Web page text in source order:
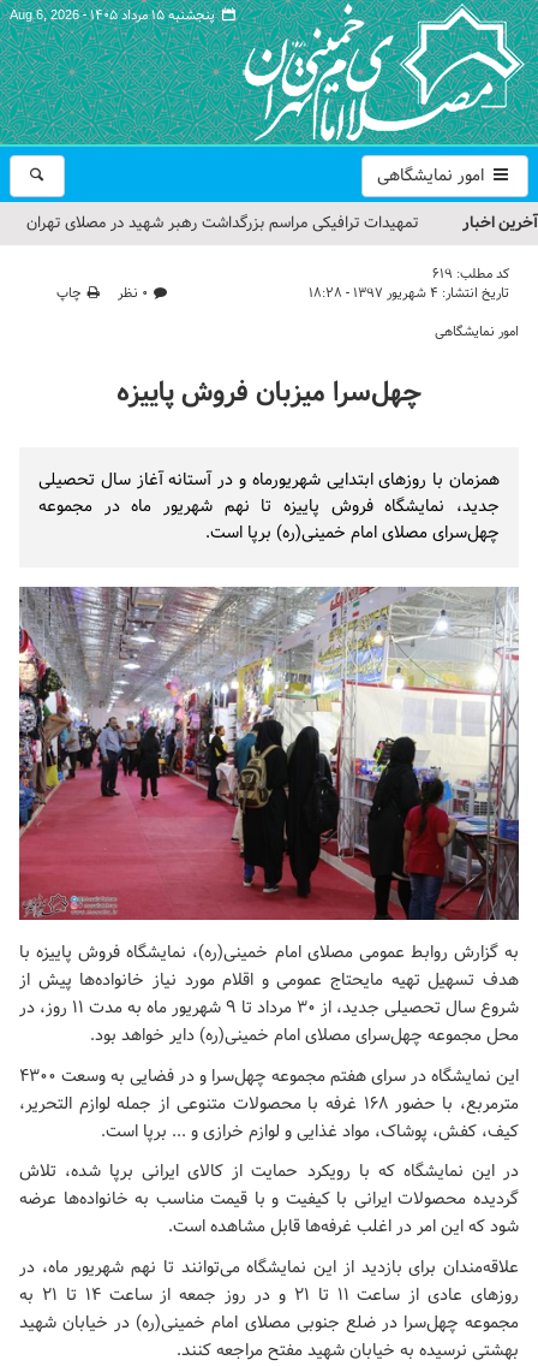
پنجشنبه ۱۵ مرداد ۱۴۰۵ - Aug 6, 2026
امور نمایشگاهی
آخرین اخبار
تمهیدات ترافیکی مراسم بزرگداشت رهبر شهید در مصلای تهران
حجت‌الاسلام حاج علی‌اکبری؛ خطیب این هفته نماز جمعه تهران
معظم انقلاب
گزارش تصویری| مراسم بزرگداشت آقای شهید ایران
کد مطلب: 619
تاریخ انتشار: ۴ شهریور ۱۳۹۷ - ۱۸:۲۸ ۰ نظر
چاپ
امور نمایشگاهی
چهل‌سرا میزبان فروش پاییزه
همزمان با روزهای ابتدایی شهریورماه و در آستانه آغاز سال تحصیلی
جدید، نمایشگاه فروش پاییزه تا نهم شهریور ماه در مجموعه
چهل‌سرای مصلای امام خمینی(ره) برپا است.
به گزارش روابط عمومی مصلای امام خمینی(ره)، نمایشگاه فروش پاییزه با
هدف تسهیل تهیه مایحتاج عمومی و اقلام مورد نیاز خانواده‌ها پیش از
شروع سال تحصیلی جدید، از ۳۰ مرداد تا ۹ شهریور ماه به مدت ۱۱ روز، در
محل مجموعه چهل‌سرای مصلای امام خمینی(ره) دایر خواهد بود.
این نمایشگاه در سرای هفتم مجموعه چهل‌سرا و در فضایی به وسعت ۴۳۰۰
مترمربع، با حضور ۱۶۸ غرفه با محصولات متنوعی از جمله لوازم التحریر،
کیف، کفش، پوشاک، مواد غذایی و لوازم خرازی و ... برپا است.
در این نمایشگاه که با رویکرد حمایت از کالای ایرانی برپا شده، تلاش
گردیده محصولات ایرانی با کیفیت و با قیمت مناسب به خانواده‌ها عرضه
شود که این امر در اغلب غرفه‌ها قابل مشاهده است.
علاقه‌مندان برای بازدید از این نمایشگاه می‌توانند تا نهم شهریور ماه، در
روزهای عادی از ساعت ۱۱ تا ۲۱ و در روز جمعه از ساعت ۱۴ تا ۲۱ به
مجموعه چهل‌سرا در ضلع جنوبی مصلای امام خمینی(ره) در خیابان شهید
بهشتی نرسیده به خیابان شهید مفتح مراجعه کنند.